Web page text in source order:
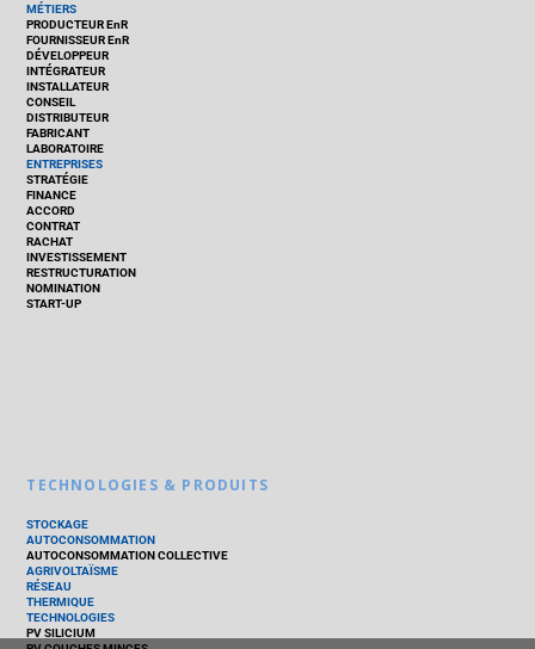
MÉTIERS
PRODUCTEUR EnR
FOURNISSEUR EnR
DÉVELOPPEUR
INTÉGRATEUR
INSTALLATEUR
CONSEIL
DISTRIBUTEUR
FABRICANT
LABORATOIRE
ENTREPRISES
STRATÉGIE
FINANCE
ACCORD
CONTRAT
RACHAT
INVESTISSEMENT
RESTRUCTURATION
NOMINATION
START-UP
TECHNOLOGIES & PRODUITS
STOCKAGE
AUTOCONSOMMATION
AUTOCONSOMMATION COLLECTIVE
AGRIVOLTAÏSME
RÉSEAU
THERMIQUE
TECHNOLOGIES
PV SILICIUM